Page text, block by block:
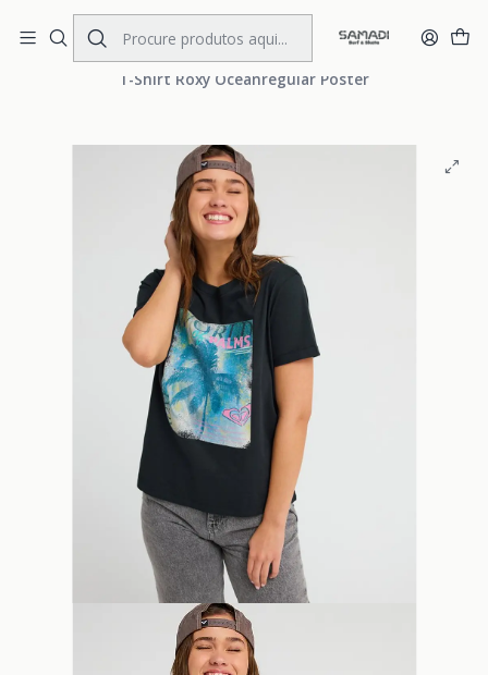
Portes Gratis Portugal e Espanha
Início WOMENS CLOTHING
T-Shirt Roxy Oceanregular Poster